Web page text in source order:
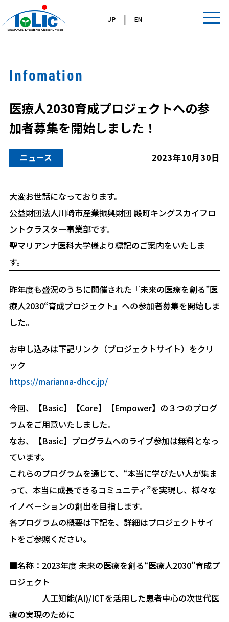
JP| EN
Infomation
医療人2030育成プロジェクトへの参
加者募集を開始しました！
ニュース 2023年10月30日
大変お世話になっております。
公益財団法人川崎市産業振興財団 殿町キングスカイフロ
ントクラスター事業部です。
聖マリアンナ医科大学様より標記のご案内をいたしま
す。
昨年度も盛況のうちに開催された『未来の医療を創る”医
療人2030“育成プロジェクト』への参加者募集を開始しま
した。
お申し込みは下記リンク（プロジェクトサイト）をクリ
ック
https://marianna-dhcc.jp/
今回、【Basic】【Core】【Empower】の３つのプログ
ラムをご用意いたしました。
なお、【Basic】プログラムへのライブ参加は無料となっ
ています。
これらのプログラムを通じて、“本当に学びたい人が集ま
って、本当に成長できるコミュニティ”を実現し、様々な
イノベーションの創出を目指します。
各プログラムの概要は下記を、詳細はプロジェクトサイ
トをご参照ください。
■名称：2023年度 未来の医療を創る“医療人2030”育成プ
ロジェクト
人工知能(AI)/ICTを活用した患者中心の次世代医
療の実現のために